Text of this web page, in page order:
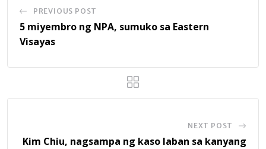
PREVIOUS POST
5 miyembro ng NPA, sumuko sa Eastern
Visayas
NEXT POST
Kim Chiu, nagsampa ng kaso laban sa kanyang